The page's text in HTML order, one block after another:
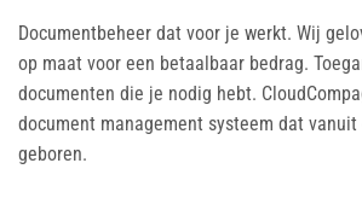
Documentbeheer dat voor je werkt. Wij
op maat voor een betaalbaar bedrag.
documenten die je nodig hebt.
document management systeem dat
geboren.